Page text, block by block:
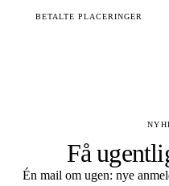
BETALTE PLACERINGER
Få
Én mail om ugen: nye